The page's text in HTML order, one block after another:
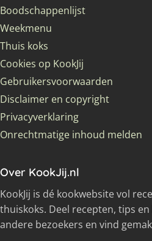
Boodschappenlijst
Weekmenu
Thuis koks
Cookies op KookJij
Gebruikersvoorwaarden
Disclaimer en copyright
Privacyverklaring
Onrechtmatige inhoud melden
Over KookJij.nl
KookJij is dé kookwebsite vol
thuiskoks. Deel recepten, tips
andere bezoekers en vind